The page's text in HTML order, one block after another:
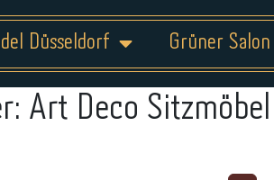
Düsseldorf Grüner Salon
Art Deco Sitzmöbel